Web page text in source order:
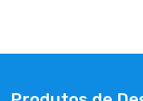
CAMPAIGNS